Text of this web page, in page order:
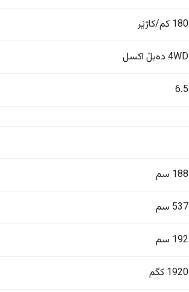
180 کم/کاژێر
4WD دەبڵ اکسل
6.5
188 سم
537 سم
192 سم
1920 کگم